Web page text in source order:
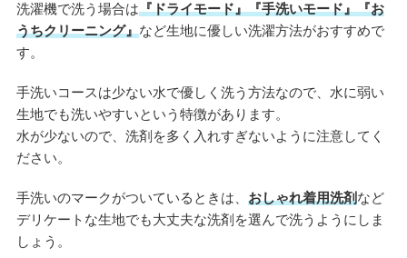
洗濯機で洗う場合は『ドライモード』『手洗いモード』『お
うちクリーニング』など生地に優しい洗濯方法がおすすめで
す。
手洗いコースは少ない水で優しく洗う方法なので、水に弱い
生地でも洗いやすいという特徴があります。
水が少ないので、洗剤を多く入れすぎないように注意してく
ださい。
手洗いのマークがついているときは、 おしゃれ着用洗剤など
デリケートな生地でも大丈夫な洗剤を選んで洗うようにしま
しょう。